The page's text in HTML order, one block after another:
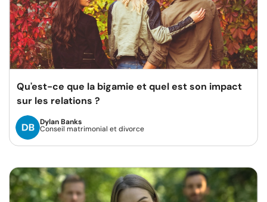
Qu'est-ce que la bigamie et quel est son impact
sur les relations ?
Dylan Banks
Conseil matrimonial et divorce